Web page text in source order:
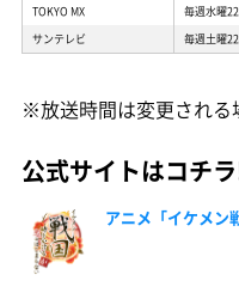
TOKYO MX
毎週水曜
サンテレビ
毎週土曜
※放送時間は変更される
公式サイトはコチ
アニメ「イケメン